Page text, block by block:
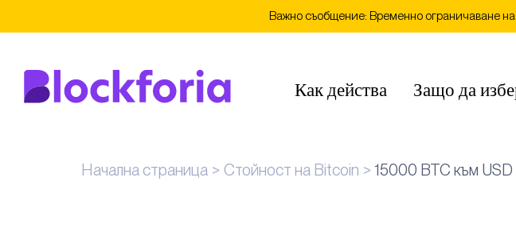
Важно съобщение: Временно ограничаване на
Как действа Защо да
Начална страница Стойност на Bitcoin 15000 BTC към USD